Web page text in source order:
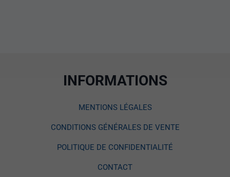
INFORMATIONS
MENTIONS LÉGALES
CONDITIONS GÉNÉRALES DE VENTE
POLITIQUE DE CONFIDENTIALITÉ
CONTACT